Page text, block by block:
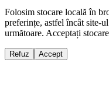
Folosim stocare locală în
preferințe, astfel încât site-
următoare. Acceptați
Refuz Accept